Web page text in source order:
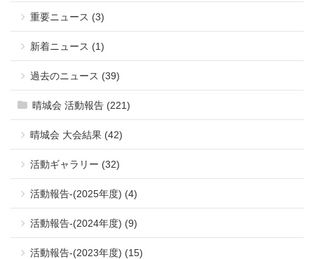
重要ニュース (3)
新着ニュース (1)
過去のニュース (39)
晴城会 活動報告 (221)
晴城会 大会結果 (42)
活動ギャラリー (32)
活動報告-(2025年度) (4)
活動報告-(2024年度) (9)
活動報告-(2023年度) (15)